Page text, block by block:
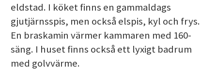
eldstad. I köket finns en gammaldags
gjutjärnsspis, men också elspis, kyl och frys.
En braskamin värmer kammaren med 160-
säng. I huset finns också ett lyxigt badrum
med golvvärme.